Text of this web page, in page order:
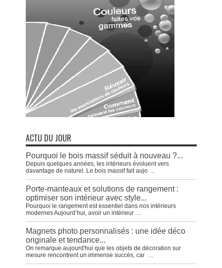
ACTU DU JOUR
Pourquoi le bois massif séduit à nouveau ?...
Depuis quelques années, les intérieurs évoluent vers
davantage de naturel. Le bois massif fait aujo ...
Porte-manteaux et solutions de rangement :
optimiser son intérieur avec style...
Pourquoi le rangement est essentiel dans nos intérieurs
modernes Aujourd’hui, avoir un intérieur ...
Magnets photo personnalisés : une idée déco
originale et tendance...
On remarque aujourd'hui que les objets de décoration sur
mesure rencontrent un immense succès, car
...